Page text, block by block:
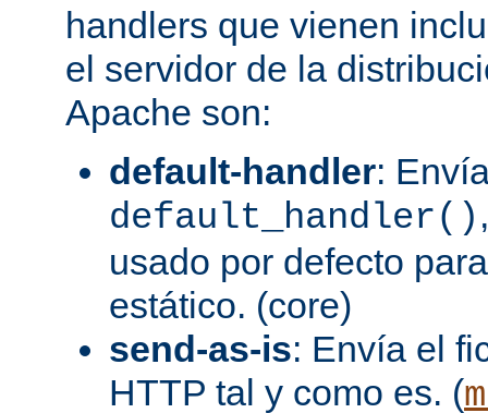
handlers que vienen
el servidor de la
Apache son:
default-handler:
default_handler()
usado por defecto
estático. (core)
send-as-is: Envía el
HTTP tal y como es. (